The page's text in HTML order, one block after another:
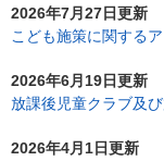
2026年7月27日更新
こども施策に関する
2026年6月19日更新
放課後児童クラブ及
2026年4月1日更新